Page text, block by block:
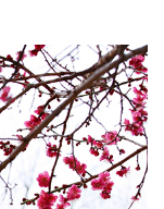
R
L
복
사
유
하
기
크
게
변
경
하
기
작
게
변
경
하
기